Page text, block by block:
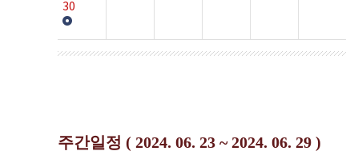
30
주간일정 ( 2024. 06. 23 ~ 2024. 06. 29 )